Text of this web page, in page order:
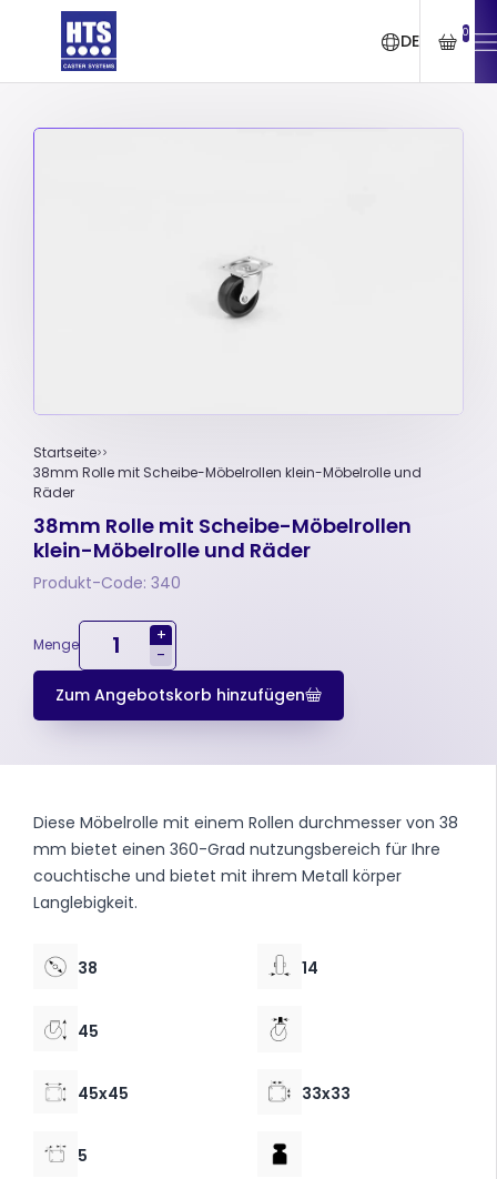
DE 0
Startseite
38mm Rolle mit Scheibe-Möbelrollen klein-Möbelrolle und
Räder
38mm Rolle mit Scheibe-Möbelrollen
klein-Möbelrolle und Räder
Produkt-Code: 340
Menge
+
-
Zum Angebotskorb hinzufügen
Diese Möbelrolle mit einem Rollen durchmesser von 38
mm bietet einen 360-Grad nutzungsbereich für Ihre
couchtische und bietet mit ihrem Metall körper
Langlebigkeit.
38 14
45
45x45 33x33
5